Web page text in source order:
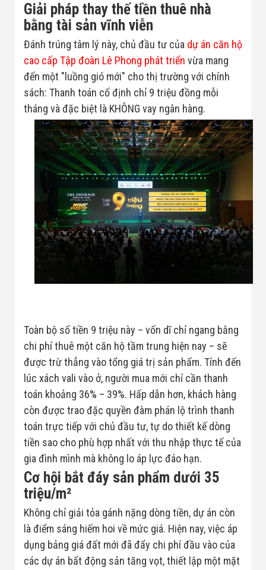
Giải pháp thay thế tiền thuê nhà
bằng tài sản vĩnh viễn
Đánh trúng tâm lý này, chủ đầu tư của dự án căn hộ
cao cấp Tập đoàn Lê Phong phát triển vừa mang
đến một "luồng gió mới" cho thị trường với chính
sách: Thanh toán cố định chỉ 9 triệu đồng mỗi
tháng và đặc biệt là KHÔNG vay ngân hàng.
Toàn bộ số tiền 9 triệu này – vốn dĩ chỉ ngang bằng
chi phí thuê một căn hộ tầm trung hiện nay – sẽ
được trừ thẳng vào tổng giá trị sản phẩm. Tính đến
lúc xách vali vào ở, người mua mới chỉ cần thanh
toán khoảng 36% – 39%. Hấp dẫn hơn, khách hàng
còn được trao đặc quyền đàm phán lộ trình thanh
toán trực tiếp với chủ đầu tư, tự do thiết kế dòng
tiền sao cho phù hợp nhất với thu nhập thực tế của
gia đình mình mà không lo áp lực đáo hạn.
Cơ hội bắt đáy sản phẩm dưới 35
triệu/m²
Không chỉ giải tỏa gánh nặng dòng tiền, dự án còn
là điểm sáng hiếm hoi về mức giá. Hiện nay, việc áp
dụng bảng giá đất mới đã đẩy chi phí đầu vào của
các dự án bất động sản tăng vọt, thiết lập một mặt